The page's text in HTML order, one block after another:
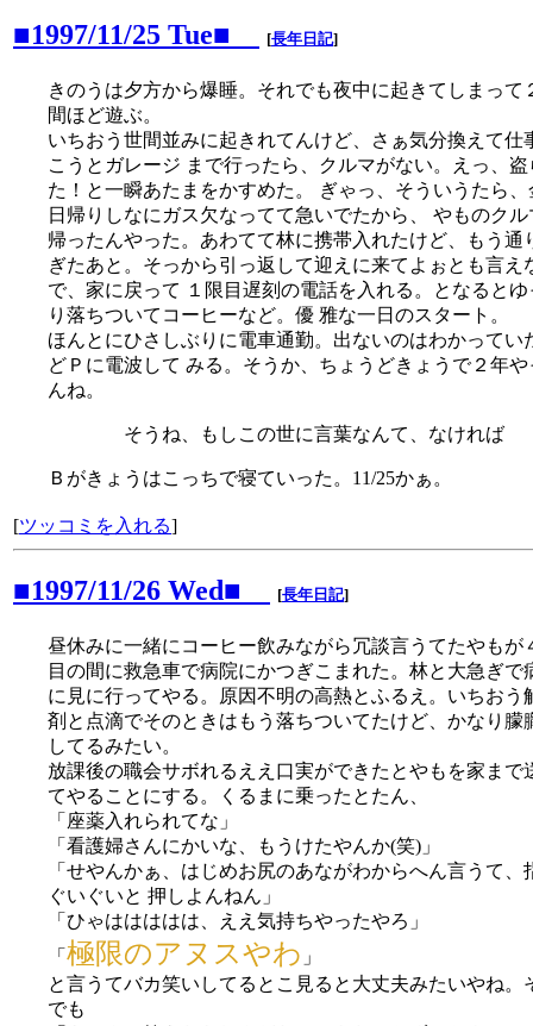
■1997/11/25 Tue■ [長年日記]
きのうは夕方から爆睡。それでも夜中に起きてしまって
間ほど遊ぶ。
いちおう世間並みに起きれてんけど、さぁ気分換えて仕
こうとガレージ まで行ったら、クルマがない。えっ、盗
た！と一瞬あたまをかすめた。 ぎゃっ、そういうたら、
日帰りしなにガス欠なってて急いでたから、 やものクル
帰ったんやった。あわてて林に携帯入れたけど、もう通
ぎたあと。そっから引っ返して迎えに来てよぉとも言え
で、家に戻って １限目遅刻の電話を入れる。となるとゆ
り落ちついてコーヒーなど。優 雅な一日のスタート。
ほんとにひさしぶりに電車通勤。出ないのはわかってい
どＰに電波して みる。そうか、ちょうどきょうで２年や
んね。
そうね、もしこの世に言葉なんて、なければ
Ｂがきょうはこっちで寝ていった。11/25かぁ。
[ツッコミを入れる]
■1997/11/26 Wed■ [長年日記]
昼休みに一緒にコーヒー飲みながら冗談言うてたやもが
目の間に救急車で病院にかつぎこまれた。林と大急ぎで
に見に行ってやる。原因不明の高熱とふるえ。いちおう
剤と点滴でそのときはもう落ちついてたけど、かなり朦
してるみたい。
放課後の職会サボれるええ口実ができたとやもを家まで
てやることにする。くるまに乗ったとたん、
「座薬入れられてな」
「看護婦さんにかいな、もうけたやんか(笑)」
「せやんかぁ、はじめお尻のあながわからへん言うて、
ぐいぐいと 押しよんねん」
「ひゃははははは、ええ気持ちやったやろ」
「 極限のアヌスやわ 」
と言うてバカ笑いしてるとこ見ると大丈夫みたいやね。
でも